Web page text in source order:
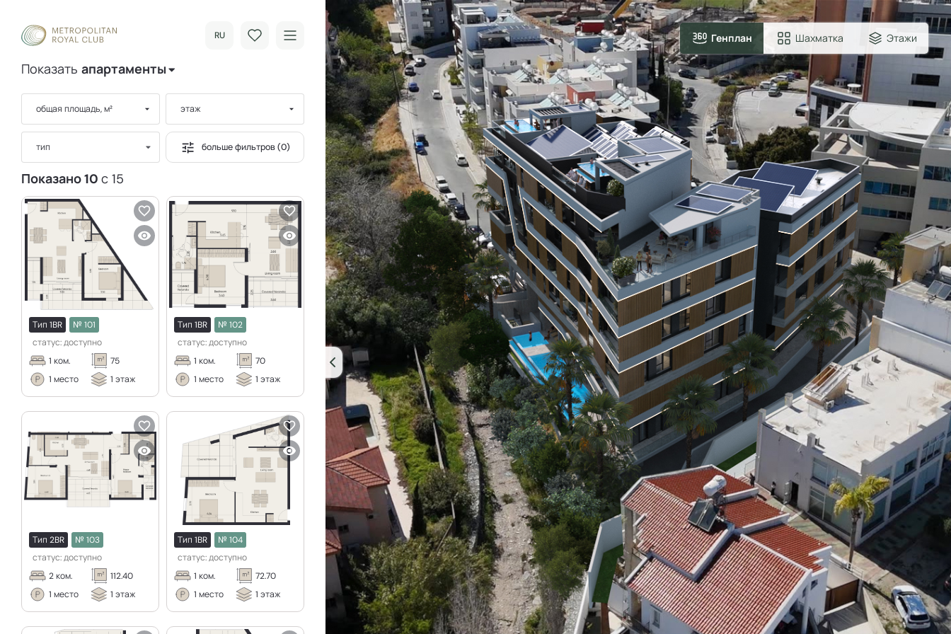
RU
Показать апартаменты
общая площадь, м² этаж
тип больше фильтров (0)
Показано 10 с 15
Тип 1BR № 101
статус:доступно
1 ком.
75
1 место 1 этаж
Тип 1BR № 102
статус:доступно
1 ком.
70
1 место 1 этаж
Тип 2BR № 103
статус:доступно
2ком.
112.40
1 место 1 этаж
Тип 1BR № 104
статус:доступно
1 ком.
72.70
1 место 1 этаж
Генплан Шахматка Этажи